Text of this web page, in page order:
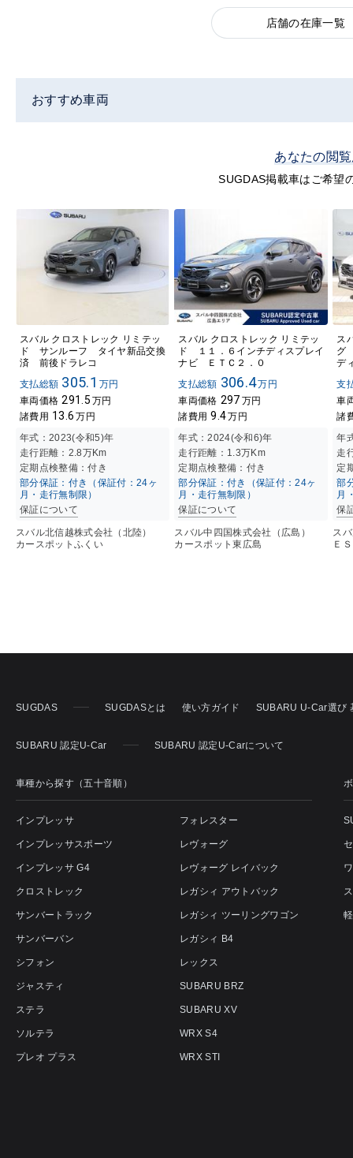
店舗の在庫一覧
おすすめ車両
あなたの閲
SUGDAS掲載車はご希望
スバル クロストレック リミテッ
ド サンルーフ タイヤ新品交換
済 前後ドラレコ
支払総額 305.1 万円
車両価格 291.5 万円
諸費用 13.6 万円
年式：2023(令和5)年
走行距離： 2.8万Km
定期点検整備：付き
部分保証：付き（保証付：24ヶ
月・走行無制限）
保証について
スバル北信越株式会社（北陸）
カースポットふくい
スバル クロストレック リミテッ
ド １１．６インチディスプレイ
ナビ ＥＴＣ２．０
支払総額 306.4万円
車両価格 297 万円
諸費用 9.4万円
年式：2024(令和6)年
走行距離： 1.3万Km
定期点検整備：付き
部分保証：付き（保証付：24ヶ
月・走行無制限）
保証について
スバル中四国株式会社（広島）
カースポット東広島
ス
グ
デ
支
車
諸
年
走
定
部
月
保
ス
Ｅ
SUGDAS SUGDASとは 使い方ガイド SUBARU U-Car選び
SUBARU 認定U-Car SUBARU 認定U-Carについて
車種から探す（五十音順）
インプレッサ
インプレッサスポーツ
インプレッサ G4
クロストレック
サンバートラック
サンバーバン
シフォン
ジャスティ
ステラ
ソルテラ
プレオ プラス
フォレスター
レヴォーグ
レヴォーグ レイバック
レガシィ アウトバック
レガシィ ツーリングワゴン
レガシィ B4
レックス
SUBARU BRZ
SUBARU XV
WRX S4
WRX STI